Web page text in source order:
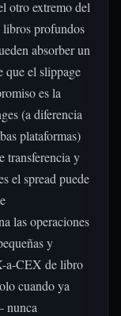
otro extremo del
libros profundos
absorber un
que el slippage
es la
(a diferencia
plataformas)
transferencia y
el spread puede
las operaciones
y
a-CEX de libro
cuando ya
nunca